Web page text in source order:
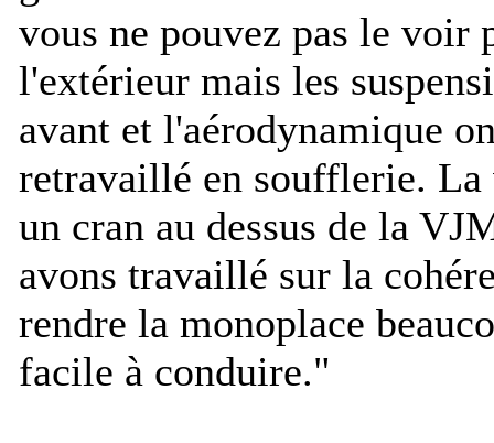
vous ne pouvez pas le voir
l'extérieur mais les
avant et l'aérodynamique
retravaillé en soufflerie. La
un cran au dessus de la
avons travaillé sur la
rendre la monoplace
facile à conduire."